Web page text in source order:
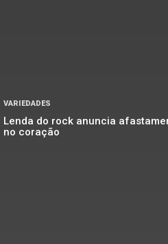
VARIEDADES
Lenda do rock anuncia
no coração